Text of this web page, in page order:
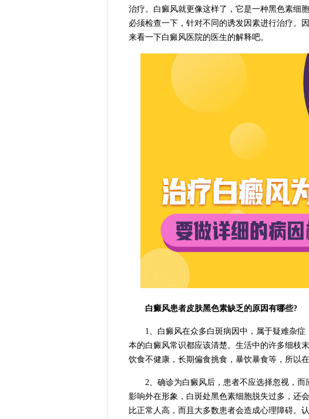
治疗。白癜风就更像这样了，它是一种黑色素细
必须检查一下，针对不同的诱发因素进行治疗。因
来看一下白癜风医院的医生的解释吧。
白癜风患者皮肤黑色素缺乏的原因有哪些?
1、白癜风在众多白斑病因中，属于疑难杂症
本的白癜风常识都应该清楚。生活中的许多细枝
饮食不健康，长期偏食挑食，暴饮暴食等，所以
2、确诊为白癜风后，患者不应选择忽视，而
影响外在形象，白斑处黑色素细胞脱失过多，还
比正常人高，而且大多数患者会造成心理障碍。